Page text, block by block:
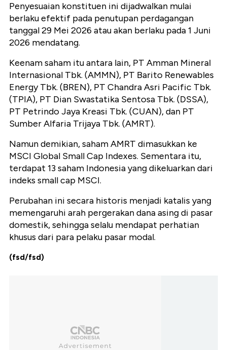
Penyesuaian konstituen ini dijadwalkan mulai
berlaku efektif pada penutupan perdagangan
tanggal 29 Mei 2026 atau akan berlaku pada 1 Juni
2026 mendatang.
Keenam saham itu antara lain, PT Amman Mineral
Internasional Tbk. (AMMN), PT Barito Renewables
Energy Tbk. (BREN), PT Chandra Asri Pacific Tbk.
(TPIA), PT Dian Swastatika Sentosa Tbk. (DSSA),
PT Petrindo Jaya Kreasi Tbk. (CUAN), dan PT
Sumber Alfaria Trijaya Tbk. (AMRT).
Namun demikian, saham AMRT dimasukkan ke
MSCI Global Small Cap Indexes. Sementara itu,
terdapat 13 saham Indonesia yang dikeluarkan dari
indeks small cap MSCI.
Perubahan ini secara historis menjadi katalis yang
memengaruhi arah pergerakan dana asing di pasar
domestik, sehingga selalu mendapat perhatian
khusus dari para pelaku pasar modal.
(fsd/fsd)